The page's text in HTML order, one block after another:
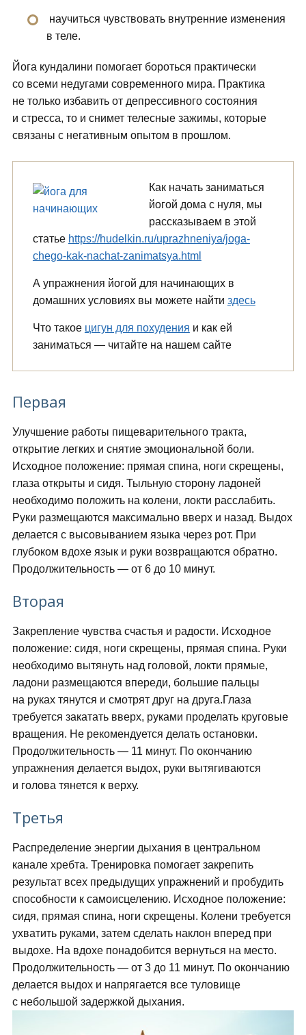
научиться чувствовать внутренние изменения
в теле.
Йога кундалини помогает бороться практически
со всеми недугами современного мира. Практика
не только избавить от депрессивного состояния
и стресса, то и снимет телесные зажимы, которые
связаны с негативным опытом в прошлом.
Как начать заниматься
йогой дома с нуля, мы
рассказываем в этой
статье https://hudelkin.ru/uprazhneniya/joga-
chego-kak-nachat-zanimatsya.html
А упражнения йогой для начинающих в
домашних условиях вы можете найти здесь
Что такое цигун для похудения и как ей
заниматься — читайте на нашем сайте
Первая
Улучшение работы пищеварительного тракта,
открытие легких и снятие эмоциональной боли.
Исходное положение: прямая спина, ноги скрещены,
глаза открыты и сидя. Тыльную сторону ладоней
необходимо положить на колени, локти расслабить.
Руки размещаются максимально вверх и назад. Выдох
делается с высовыванием языка через рот. При
глубоком вдохе язык и руки возвращаются обратно.
Продолжительность — от 6 до 10 минут.
Вторая
Закрепление чувства счастья и радости. Исходное
положение: сидя, ноги скрещены, прямая спина. Руки
необходимо вытянуть над головой, локти прямые,
ладони размещаются впереди, большие пальцы
на руках тянутся и смотрят друг на друга.Глаза
требуется закатать вверх, руками проделать круговые
вращения. Не рекомендуется делать остановки.
Продолжительность — 11 минут. По окончанию
упражнения делается выдох, руки вытягиваются
и голова тянется к верху.
Третья
Распределение энергии дыхания в центральном
канале хребта. Тренировка помогает закрепить
результат всех предыдущих упражнений и пробудить
способности к самоисцелению. Исходное положение:
сидя, прямая спина, ноги скрещены. Колени требуется
ухватить руками, затем сделать наклон вперед при
выдохе. На вдохе понадобится вернуться на место.
Продолжительность — от 3 до 11 минут. По окончанию
делается выдох и напрягается все туловище
с небольшой задержкой дыхания.